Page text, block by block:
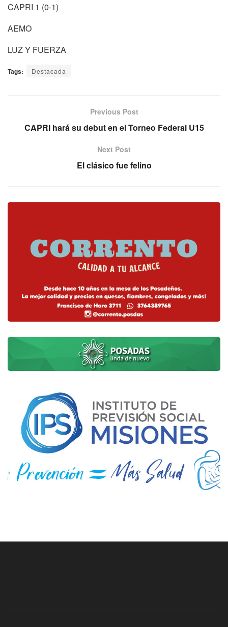
CAPRI 1 (0-1)
AEMO
LUZ Y FUERZA
Tags: Destacada
Previous Post
CAPRI hará su debut en el Torneo Federal U15
Next Post
El clásico fue felino